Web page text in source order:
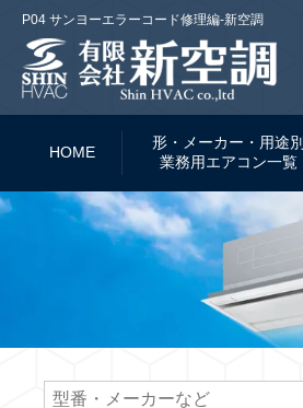
P04 サンヨーエラーコード修理編-新空調
HOME
形・メーカー・用途別
業務用エアコン一覧